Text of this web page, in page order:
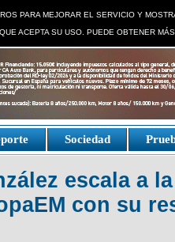
PARA MEJORAR EL SERVICIO Y
ACEPTA SU USO. PUEDE OBTENER
Sociedad
escala a
con su